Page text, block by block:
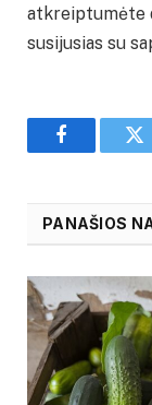
atkreiptumėte
susijusias su
Facebook
PANAŠIOS